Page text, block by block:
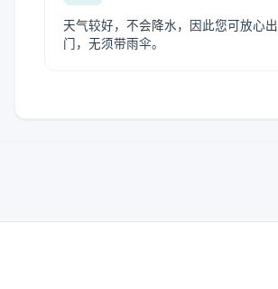
天气较好，不会降水，因此您可放心出
门，无须带雨伞。